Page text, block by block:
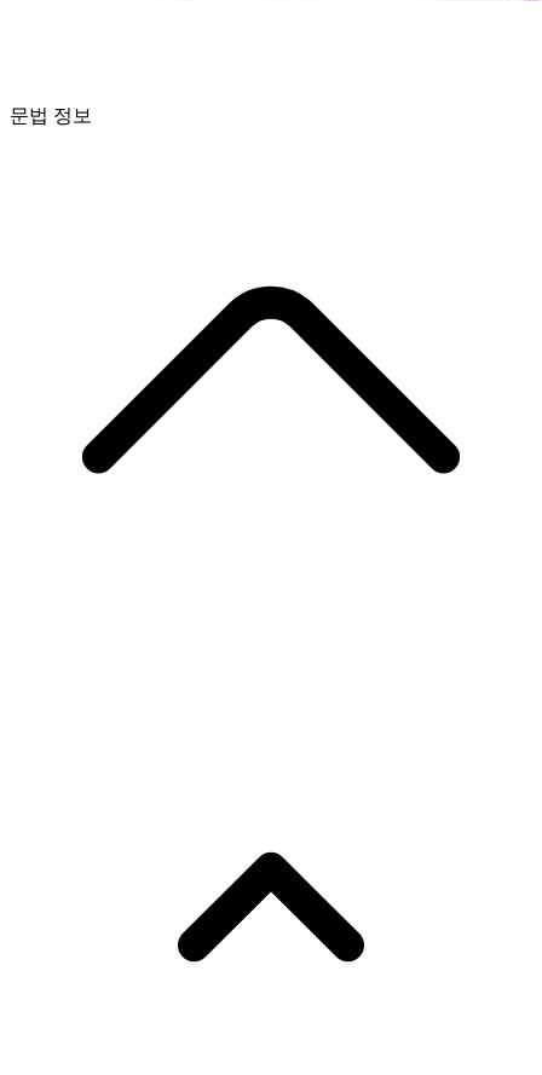
문법 정보